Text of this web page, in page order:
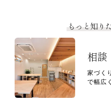
もっと知り
相談
家づく
で幅広